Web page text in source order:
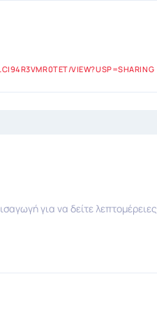
VIEW?USP=SHARING
για να δείτε λεπτομέρειες.